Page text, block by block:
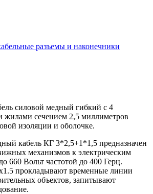
разъемы и наконечники
силовой медный гибкий с 4
жилами сечением 2,5 миллиметров
изоляции и оболочке.
кабель КГ 3*2,5+1*1,5 предназначен
механизмов к электрическим
660 Вольт частотой до 400 Герц.
прокладывают временные линии
объектов, запитывают